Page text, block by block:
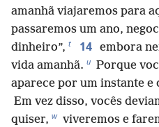
amanhã viajaremos para
passaremos um ano,
dinheiro”, t 14 embora
vida amanhã. u Porque
aparece por um instante e
Em vez disso, vocês
quiser, w viveremos e